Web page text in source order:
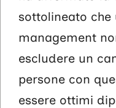
sottolineato
management
escludere un
persone con
essere ottimi